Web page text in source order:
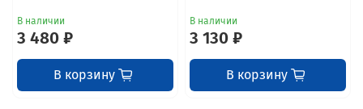
В наличии
3 480 ₽
В корзину
В наличии
3 130 ₽
В корзину